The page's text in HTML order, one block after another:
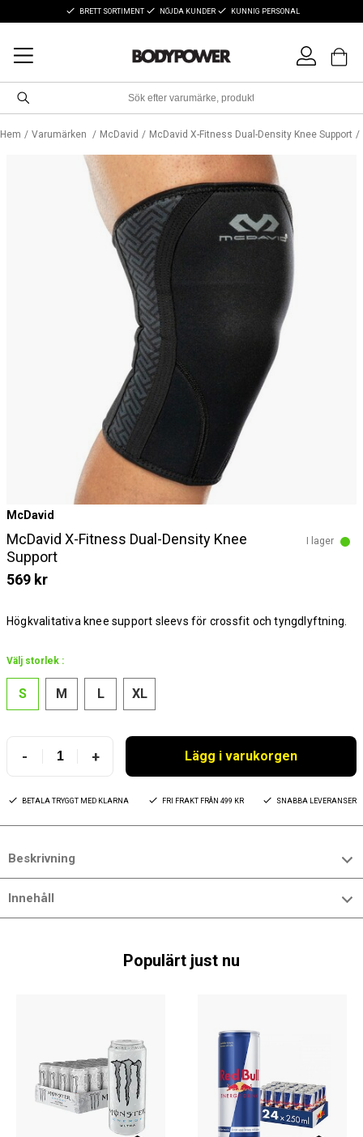
BRETT SORTIMENT NÖJDA KUNDER KUNNIG PERSONAL
Hem Varumärken McDavid McDavid X-Fitness Dual-Density Knee Support
McDavid
McDavid X-Fitness Dual-Density Knee
Support
I lager
569 kr
Högkvalitativa knee support sleevs för crossfit och tyngdlyftning.
Välj storlek :
S M L XL
- + Lägg i varukorgen
BETALA TRYGGT MED KLARNA FRI FRAKT FRÅN 499 KR SNABBA LEVERANSER
Beskrivning
Innehåll
Populärt just nu